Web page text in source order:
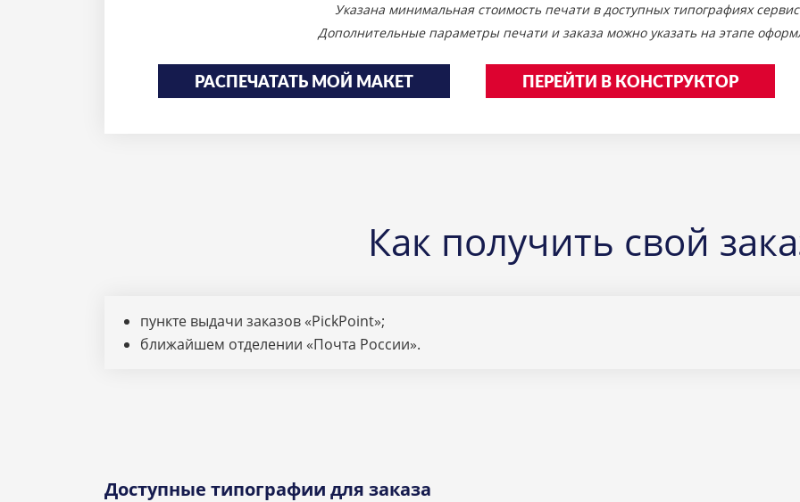
Указана минимальная стоимость печати в доступных типографиях
Дополнительные параметры печати и заказа можно указать на этапе
РАСПЕЧАТАТЬ МОЙ МАКЕТ ПЕРЕЙТИ В КОНСТРУКТОР
Как получить свой
пункте выдачи заказов «PickPoint»;
ближайшем отделении «Почта России».
Доступные типографии для заказа